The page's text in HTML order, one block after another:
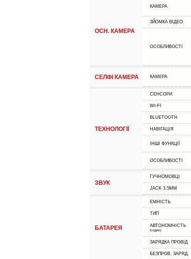
ОСН. КАМЕРА
КАМЕРА
ЗЙОМКА ВІДЕО
ОСОБЛИВОСТІ
СЕЛФІ КАМЕРА КАМЕРА
ТЕХНОЛОГІЇ
СЕНСОРИ
WI-FI
BLUETOOTH
НАВІГАЦІЯ
ІНШІ ФУНКЦІЇ
ОСОБЛИВОСТІ
ЗВУК
ГУЧНОМОВЦІ
JACK 3.5MM
БАТАРЕЯ
ЕМНІСТЬ
ТИП
АВТОНОМНІСТЬ
(годин)
ЗАРЯДКА ПРОВІД
БЕЗПРОВ. ЗАРЯД.